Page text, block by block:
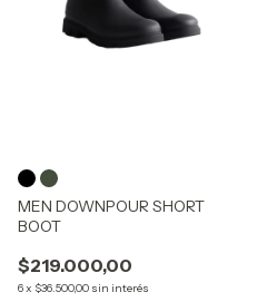
MEN DOWNPOUR SHORT
BOOT
$219.000,00
6x $36.500,00 sin interés